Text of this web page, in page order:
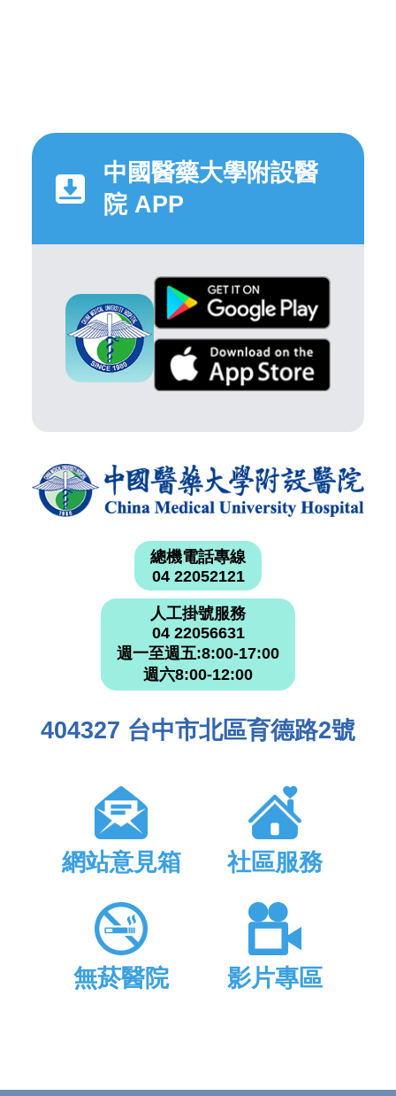
中國醫藥大學附設醫
院 APP
總機電話專線
04 22052121
人工掛號服務
04 22056631
週一至週五:8:00-17:00
週六8:00-12:00
404327 台中市北區育德路2號
網站意見箱 社區服務
無菸醫院 影片專區